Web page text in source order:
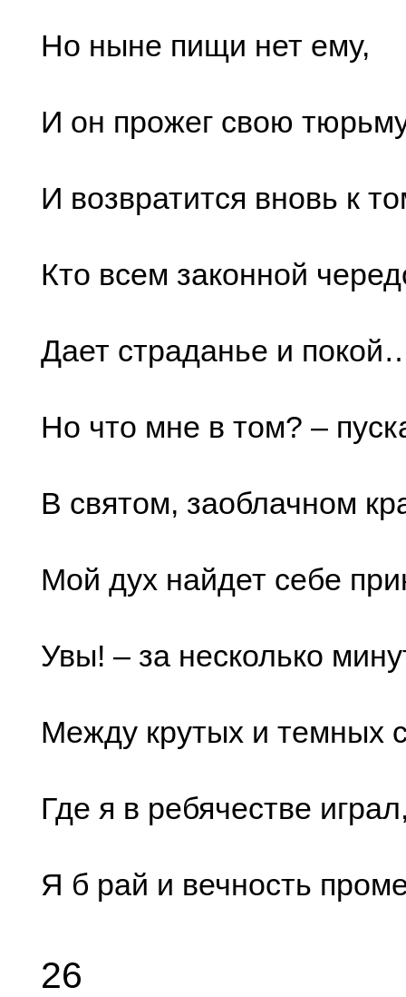
Но ныне пищи нет ему,
И он прожег свою
И возвратится вновь к
Кто всем законной
Дает страданье и
Но что мне в том? –
В святом, заоблачном
Мой дух найдет себе
Увы! – за несколько
Между крутых и темных
Где я в ребячестве
Я б рай и вечность
26